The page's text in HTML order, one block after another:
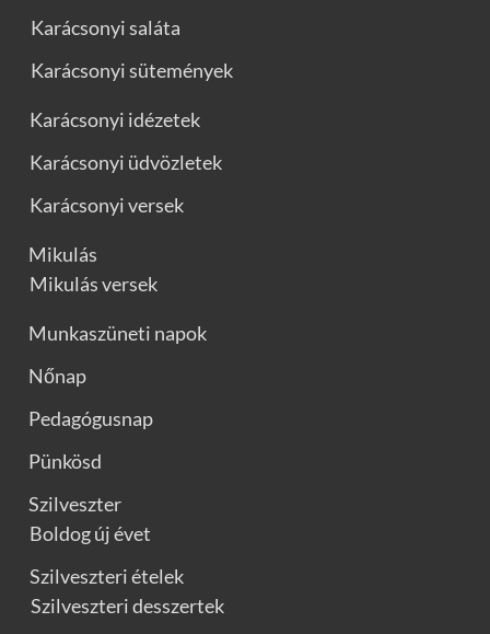
Karácsonyi saláta
Karácsonyi sütemények
Karácsonyi idézetek
Karácsonyi üdvözletek
Karácsonyi versek
Mikulás
Mikulás versek
Munkaszüneti napok
Nőnap
Pedagógusnap
Pünkösd
Szilveszter
Boldog új évet
Szilveszteri ételek
Szilveszteri desszertek